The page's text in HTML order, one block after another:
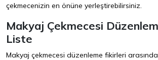
çekmecenizin en önüne yerleştirebilirsiniz.
Makyaj Çekmecesi
Liste
Makyaj çekmecesi düzenleme fikirleri